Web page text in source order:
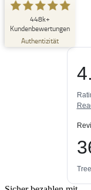
448k+
Kundenbewertungen
Authentizität
SEHR GUT
4,84
/
5,00
Blick aufs